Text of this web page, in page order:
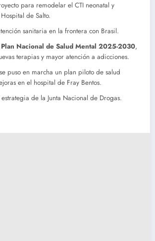
para remodelar el CTI neonatal y
de Salto.
sanitaria en la frontera con Brasil.
Plan Nacional de Salud Mental 2025-2030,
terapias y mayor atención a adicciones.
puso en marcha un plan piloto de salud
en el hospital de Fray Bentos.
de la Junta Nacional de Drogas.